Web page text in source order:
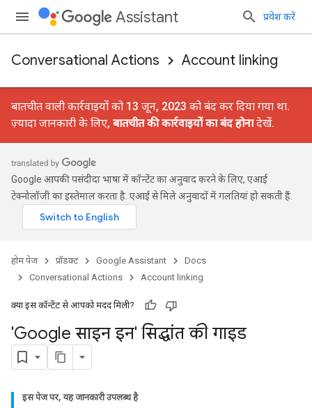
Assistant प्रवेश करें
Conversational Actions Account linking
बातचीत वाली कार्रवाइयों को 13 जून, 2023 को बंद कर दिया गया था.
ज़्यादा जानकारी के लिए, बातचीत की कार्रवाइयों का बंद होनादेखें.
Google आपकी पसंदीदा भाषा में कॉन्टेंट का अनुवाद करने के लिए, एआई
टेक्नोलॉजी का इस्तेमाल करता है. एआई से मिले अनुवादों में गलतियां हो सकती हैं.
होम पेज प्रॉडक्ट Google Assistant
Docs
Conversational Actions
Account linking
क्या इस कॉन्टेंट से आपको मदद मिली?
'Google साइन इन' सिद्धांत की गाइड
इस पेज पर, यह जानकारी उपलब्ध है